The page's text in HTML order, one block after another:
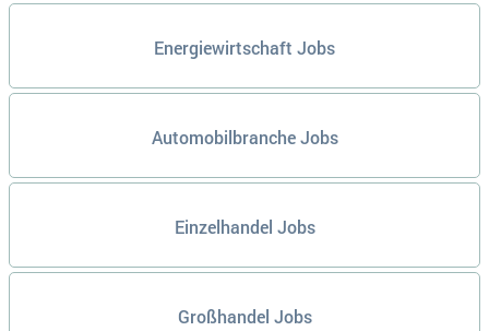
Energiewirtschaft Jobs
Automobilbranche Jobs
Einzelhandel Jobs
Großhandel Jobs